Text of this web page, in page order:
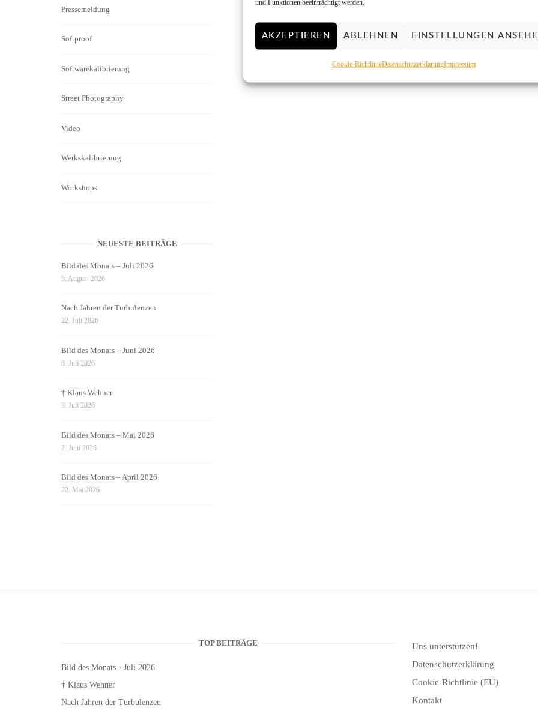
und Funktionen beeinträchtigt werden.
AKZEPTIEREN ABLEHNEN EINSTELLUNGEN
Cookie-RichtlinieDatenschutzerklärungImpressum
Pressemeldung
Softproof
Softwarekalibrierung
Street Photography
Video
Werkskalibrierung
Workshops
NEUESTE BEITRÄGE
Bild des Monats – Juli 2026
5. August 2026
Nach Jahren der Turbulenzen
22. Juli 2026
Bild des Monats – Juni 2026
8. Juli 2026
† Klaus Wehner
3. Juli 2026
Bild des Monats – Mai 2026
2. Juni 2026
Bild des Monats – April 2026
22. Mai 2026
TOP BEITRÄGE
Bild des Monats - Juli 2026
† Klaus Wehner
Nach Jahren der Turbulenzen
Uns unterstützen!
Datenschutzerklärung
Cookie-Richtlinie (EU)
Kontakt